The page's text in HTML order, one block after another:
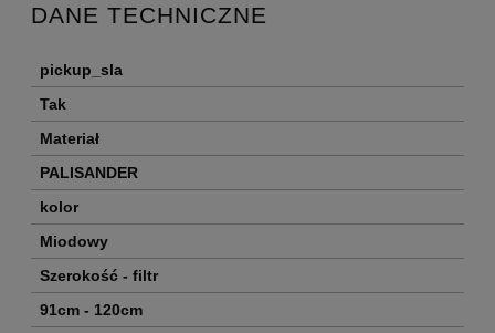
DANE TECHNICZNE
pickup_sla
Tak
Materiał
PALISANDER
kolor
Miodowy
Szerokość - filtr
91cm - 120cm